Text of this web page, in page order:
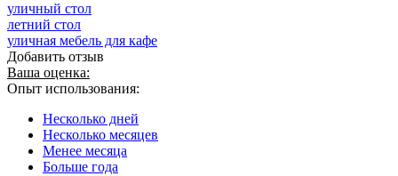
уличный стол
летний стол
уличная мебель для кафе
Добавить отзыв
Ваша оценка:
Опыт использования:
Несколько дней
Несколько месяцев
Менее месяца
Больше года